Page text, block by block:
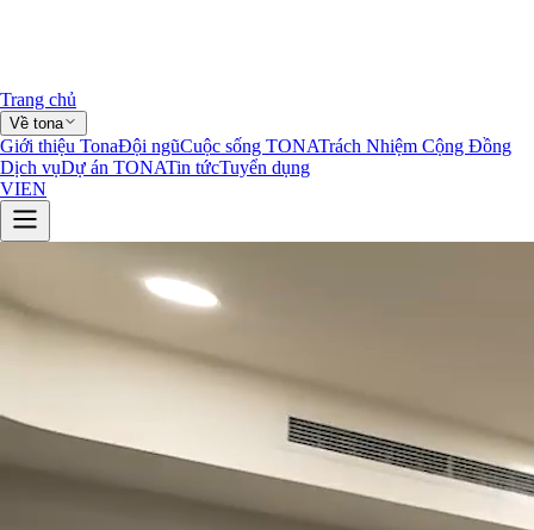
Trang chủ
Về tona
Giới thiệu TonaĐội ngũCuộc sống TONATrách Nhiệm Cộng Đồng
Dịch vụDự án TONATin tứcTuyển dụng
VIEN